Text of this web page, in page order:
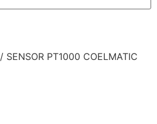
/ SENSOR PT1000 COELMATIC